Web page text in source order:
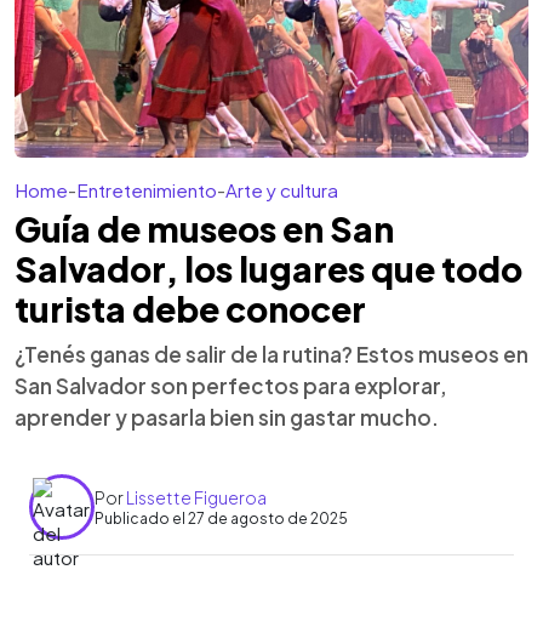
Home-Entretenimiento-Arte y cultura
Guía de museos en San
Salvador, los lugares que todo
turista debe conocer
¿Tenés ganas de salir de la rutina? Estos museos en
San Salvador son perfectos para explorar,
aprender y pasarla bien sin gastar mucho.
PorLissette Figueroa
Publicado el 27 de agosto de 2025